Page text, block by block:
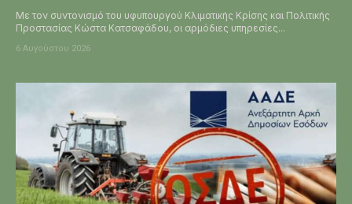
Με τον συντονισμό του υφυπουργού Κλιματικής Κρίσης και Πολιτικής
Προστασίας Κώστα Κατσαφάδου, οι αρμόδιες υπηρεσίες...
6 Αυγούστου 2026